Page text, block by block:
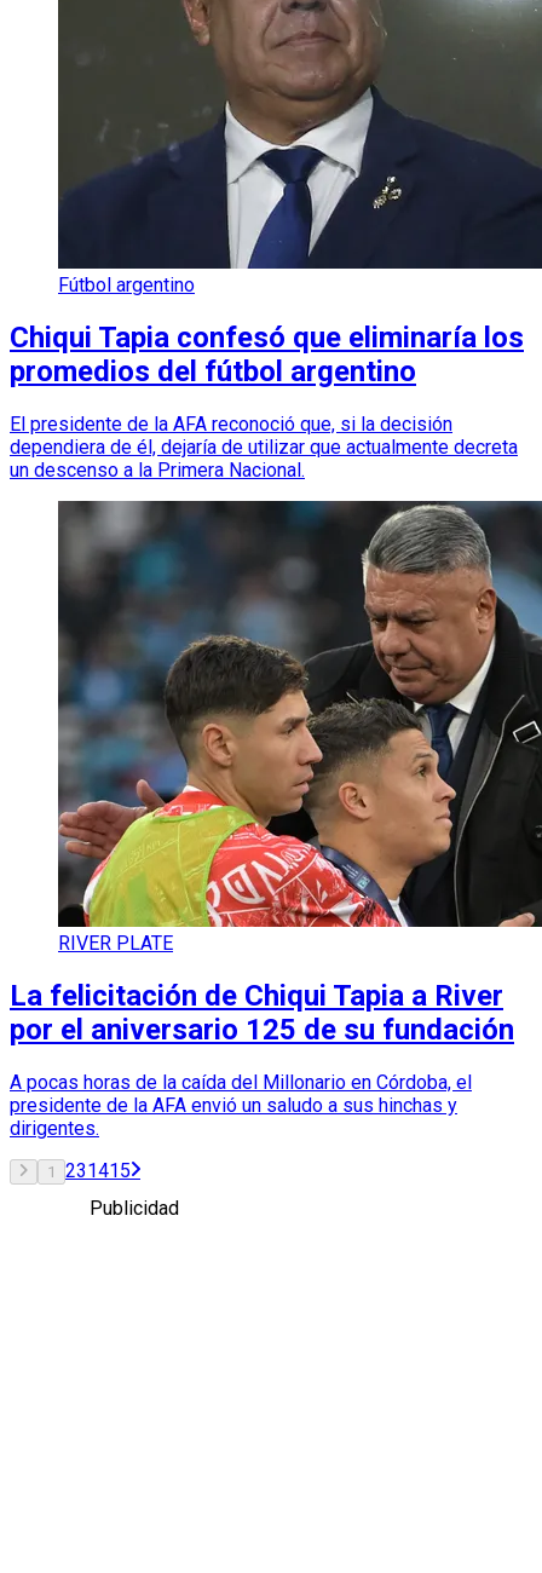
Fútbol argentino
Chiqui Tapia confesó que eliminaría los
promedios del fútbol argentino
El presidente de la AFA reconoció que, si la decisión
dependiera de él, dejaría de utilizar que actualmente decreta
un descenso a la Primera Nacional.
RIVER PLATE
La felicitación de Chiqui Tapia a River
por el aniversario 125 de su fundación
A pocas horas de la caída del Millonario en Córdoba, el
presidente de la AFA envió un saludo a sus hinchas y
dirigentes.
1 231415
Publicidad